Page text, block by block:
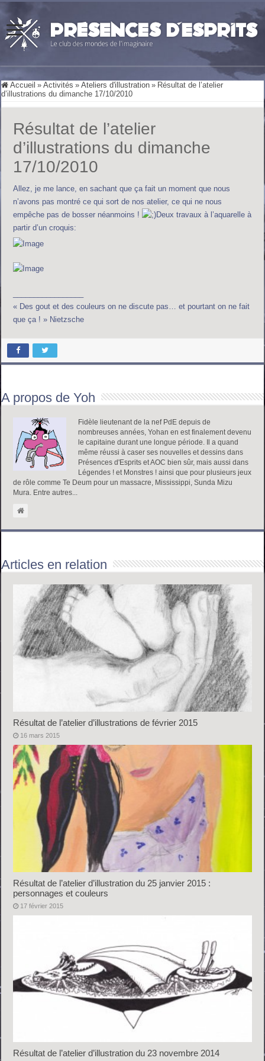
Accueil » Activités » Ateliers d'illustration » Résultat de l’atelier
d’illustrations du dimanche 17/10/2010
Résultat de l’atelier
d’illustrations du dimanche
17/10/2010
Allez, je me lance, en sachant que ça fait un moment que nous
n’avons pas montré ce qui sort de nos atelier, ce qui ne nous
empêche pas de bosser néanmoins !
Deux travaux à l’aquarelle à
partir d’un croquis:
« Des gout et des couleurs on ne discute pas… et pourtant on ne fait
que ça ! » Nietzsche
A propos de Yoh
Fidèle lieutenant de la nef PdE depuis de
nombreuses années, Yohan en est finalement devenu
le capitaine durant une longue période. Il a quand
même réussi à caser ses nouvelles et dessins dans
Présences d'Esprits et AOC bien sûr, mais aussi dans
Légendes ! et Monstres ! ainsi que pour plusieurs jeux
de rôle comme Te Deum pour un massacre, Mississippi, Sunda Mizu
Mura. Entre autres...
Articles en relation
Résultat de l’atelier d’illustrations de février 2015
16 mars 2015
Résultat de l’atelier d’illustration du 25 janvier 2015 :
personnages et couleurs
17 février 2015
Résultat de l’atelier d’illustration du 23 novembre 2014